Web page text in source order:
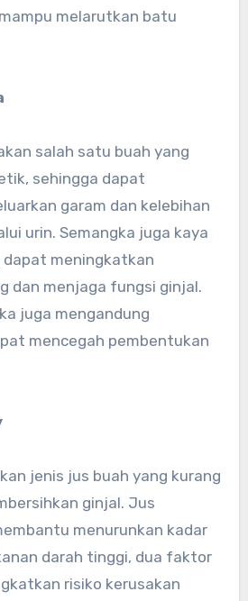
melarutkan batu
salah satu buah yang
sehingga dapat
garam dan kelebihan
urin. Semangka juga kaya
dapat meningkatkan
dan menjaga fungsi ginjal.
juga mengandung
mencegah pembentukan
jenis jus buah yang kurang
ginjal. Jus
menurunkan kadar
darah tinggi, dua faktor
risiko kerusakan